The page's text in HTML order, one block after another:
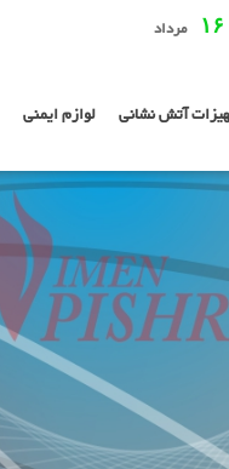
مرداد
آتش نشانی لوازم ایمنی